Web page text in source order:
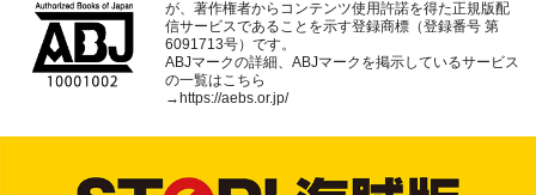
が、著作権者からコンテンツ使用許諾を得た正規版配
信サービスであることを示す登録商標（登録番号 第
6091713号）です。
ABJマークの詳細、ABJマークを掲示しているサービス
の一覧はこちら
→https://aebs.or.jp/